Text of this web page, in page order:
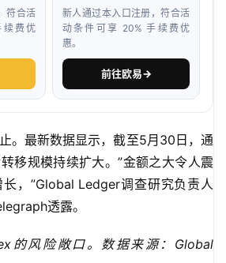
符合活
续费优
新人通过本入口注册，符合活
动条件可享 20% 手续费优
惠。
前往欧易→
。最新数据显示，截至5月30日，通
移规模持续扩大。”金额之大令人震
，”Global Ledger调查研究负责人
透露。
的风险敞口。数据来源：Global